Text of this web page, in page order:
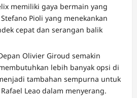
memiliki gaya bermain yang
Pioli yang menekankan
cepat dan serangan balik
Olivier Giroud semakin
lebih banyak opsi di
tambahan sempurna untuk
Leao dalam menyerang.